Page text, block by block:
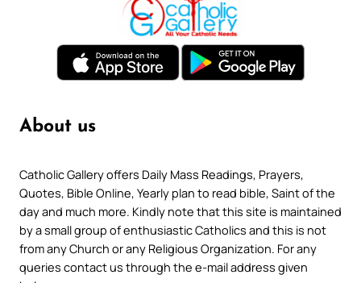
About us
Catholic Gallery offers Daily Mass Readings, Prayers,
Quotes, Bible Online, Yearly plan to read bible, Saint of the
day and much more. Kindly note that this site is maintained
by a small group of enthusiastic Catholics and this is not
from any Church or any Religious Organization. For any
queries contact us through the e-mail address given